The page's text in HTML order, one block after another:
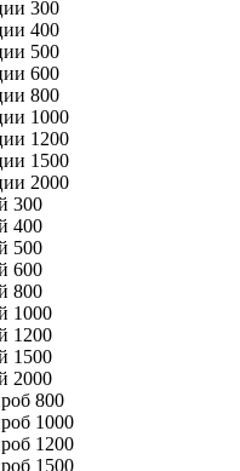
300
400
500
600
800
1000
1200
1500
2000
300
400
500
600
800
1000
1200
1500
2000
800
1000
1200
1500